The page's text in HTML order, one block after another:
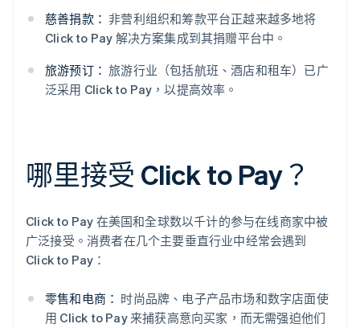
慈善捐款： 非营利组织和筹款平台正越来越多地将
Click to Pay 解决方案集成到其捐赠平台中。
旅游预订： 旅游行业（包括航班、酒店和租车）已广
泛采用 Click to Pay，以提高效率。
哪里接受 Click to Pay？
Click to Pay 在美国和全球数以千计的参与在线商家中被
广泛接受。消费者在几个主要垂直行业中经常会遇到
Click to Pay：
零售和电商： 时尚品牌、电子产品市场和数字店面使
用 Click to Pay 来捕获高意向买家，而无需强迫他们